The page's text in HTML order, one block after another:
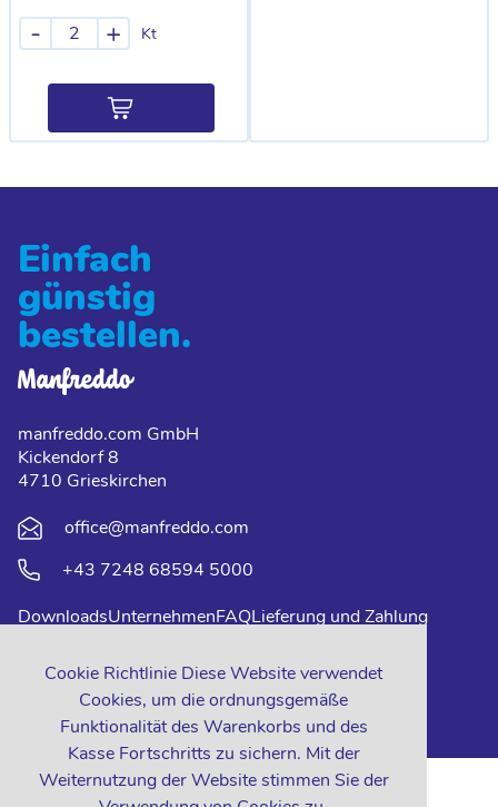
Cookie Richtlinie Diese Website verwendet
Cookies, um die ordnungsgemäße
Funktionalität des Warenkorbs und des
Kasse Fortschritts zu sichern. Mit der
Weiternutzung der Website stimmen Sie der
Kt
- +
Einfach
günstig
bestellen.
manfreddo.com GmbH
Kickendorf 8
4710 Grieskirchen
office@manfreddo.com
+43 7248 68594 5000
DownloadsUnternehmenFAQLieferung und Zahlung